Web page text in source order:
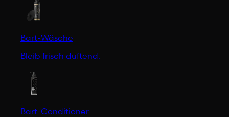
Bart-Wäsche
Bleib frisch duftend.
Bart-Conditioner